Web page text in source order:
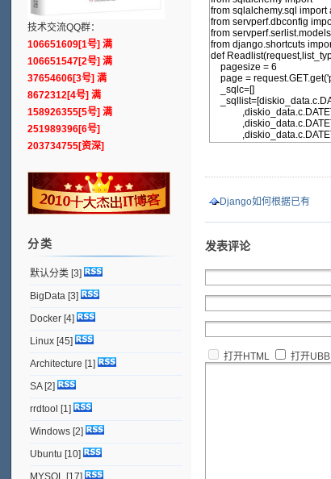
Django如何根据已有
发表评论
打开HTML 打开UBB
技术交流QQ群：
106651609[1号] 满
106651547[2号] 满
37654606[3号] 满
8672312[4号] 满
158926355[5号] 满
251989396[6号]
203734755[资深]
分类
默认分类 [3]
BigData [3]
Docker [4]
Linux [45]
Architecture [1]
SA[2]
rrdtool [1]
Windows [2]
Ubuntu [10]
MYSQL [17]